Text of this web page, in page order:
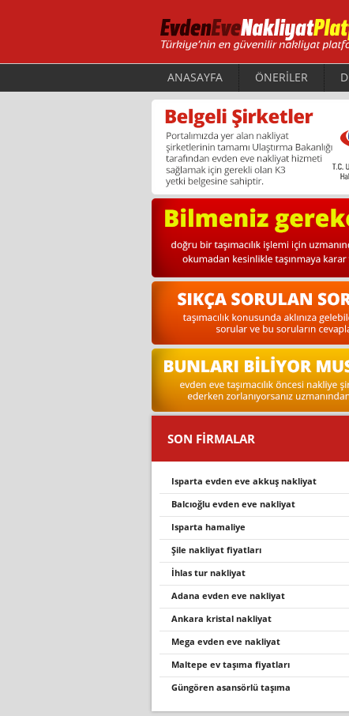
ANASAYFA ÖNERİLER
SON FİRMALAR
isparta evden eve akkuş nakli̇yat
balcıoğlu evden eve nakliyat
isparta hamaliye
şile nakliyat fiyatları
i̇hlas tur nakli̇yat
adana evden eve nakliyat
ankara kri̇stal nakli̇yat
mega evden eve nakli̇yat
maltepe ev taşıma fiyatları
güngören asansörlü taşıma